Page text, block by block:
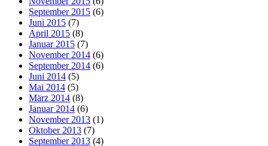
September 2015 (6)
Juni 2015 (7)
April 2015 (8)
Januar 2015 (7)
November 2014 (6)
September 2014 (6)
Juni 2014 (5)
Mai 2014 (5)
März 2014 (8)
Januar 2014 (6)
November 2013 (1)
Oktober 2013 (7)
September 2013 (4)